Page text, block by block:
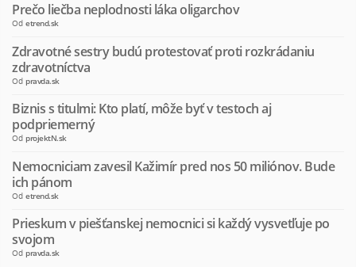
Prečo liečba neplodnosti láka oligarchov
Od etrend.sk
Zdravotné sestry budú protestovať proti rozkrádaniu
zdravotníctva
Od pravda.sk
Biznis s titulmi: Kto platí, môže byť v testoch aj
podpriemerný
Od projektN.sk
Nemocniciam zavesil Kažimír pred nos 50 miliónov. Bude
ich pánom
Od etrend.sk
Prieskum v piešťanskej nemocnici si každý vysvetľuje po
svojom
Od pravda.sk